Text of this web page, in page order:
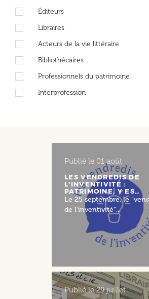
Éditeurs
Libraires
Acteurs de la vie littéraire
Bibliothécaires
Professionnels du patrimoine
Interprofession
Publié le 01 août
LES VENDREDIS DE
L'INVENTIVITÉ :
PATRIMOINE, Y ES…
Le 25 septembre, le
de l'inventivité"...
Publié le29 juillet